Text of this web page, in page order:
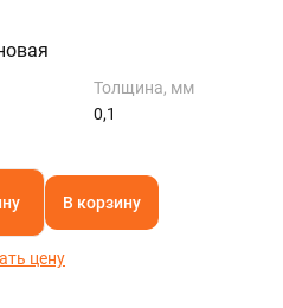
Толщина, мм
0,1
В корзину
цену